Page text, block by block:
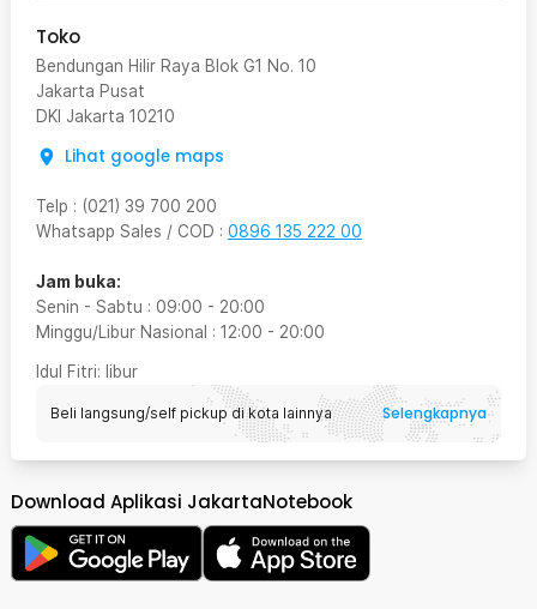
Toko
Bendungan Hilir Raya Blok G1 No. 10
Jakarta Pusat
DKI Jakarta 10210
Lihat google maps
Telp : (021) 39 700 200
Whatsapp Sales / COD : 0896 135 222 00
Jam buka:
Senin - Sabtu : 09:00 - 20:00
Minggu/Libur Nasional : 12:00 - 20:00
Idul Fitri: libur
Beli langsung/self pickup di kota lainnya Selengkapnya
Download Aplikasi JakartaNotebook